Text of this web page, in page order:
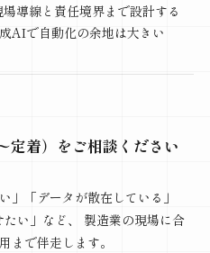
導線と責任境界まで設計する
AIで自動化の余地は大きい
着）をご相談ください
」「データが散在している」
たい」など、 製造業の現場に合
まで伴走します。